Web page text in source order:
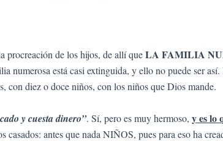
procreación de los hijos, de allí queLA FAMILIA
numerosa está casi extinguida, y ello no puede ser
con diez o doce niños, con los niños que Dios mande.
y cuesta dinero”. Sí, pero es muy hermoso, y es lo
casados: antes que nada NIÑOS, pues para eso ha